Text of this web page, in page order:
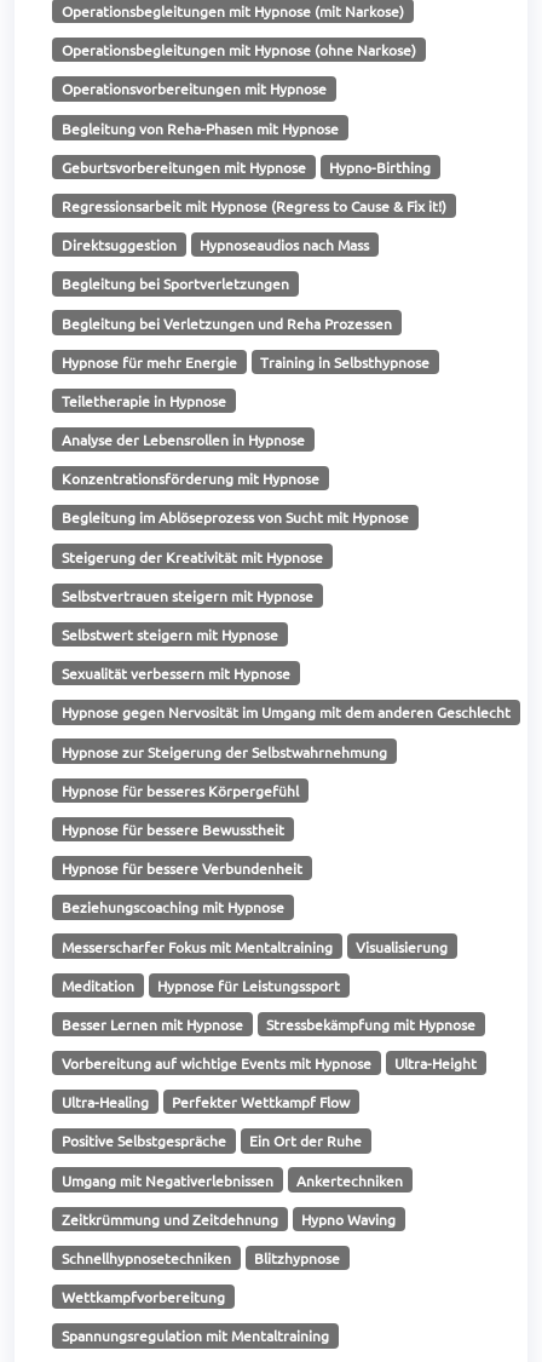
Operationsbegleitungen mit Hypnose (mit Narkose)
Operationsbegleitungen mit Hypnose (ohne Narkose)
Operationsvorbereitungen mit Hypnose
Begleitung von Reha-Phasen mit Hypnose
Geburtsvorbereitungen mit Hypnose Hypno-Birthing
Regressionsarbeit mit Hypnose (Regress to Cause & Fix it!)
Direktsuggestion Hypnoseaudios nach Mass
Begleitung bei Sportverletzungen
Begleitung bei Verletzungen und Reha Prozessen
Hypnose für mehr Energie Training in Selbsthypnose
Teiletherapie in Hypnose
Analyse der Lebensrollen in Hypnose
Konzentrationsförderung mit Hypnose
Begleitung im Ablöseprozess von Sucht mit Hypnose
Steigerung der Kreativität mit Hypnose
Selbstvertrauen steigern mit Hypnose
Selbstwert steigern mit Hypnose
Sexualität verbessern mit Hypnose
Hypnose gegen Nervosität im Umgang mit dem anderen Geschlecht
Hypnose zur Steigerung der Selbstwahrnehmung
Hypnose für besseres Körpergefühl
Hypnose für bessere Bewusstheit
Hypnose für bessere Verbundenheit
Beziehungscoaching mit Hypnose
Messerscharfer Fokus mit Mentaltraining Visualisierung
Meditation Hypnose für Leistungssport
Besser Lernen mit Hypnose Stressbekämpfung mit Hypnose
Vorbereitung auf wichtige Events mit Hypnose Ultra-Height
Ultra-Healing Perfekter Wettkampf Flow
Positive Selbstgespräche Ein Ort der Ruhe
Umgang mit Negativerlebnissen Ankertechniken
Zeitkrümmung und Zeitdehnung Hypno Waving
Schnellhypnosetechniken Blitzhypnose
Wettkampfvorbereitung
Spannungsregulation mit Mentaltraining